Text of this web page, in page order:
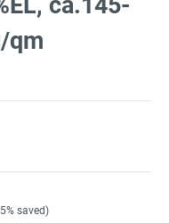
qm
saved)